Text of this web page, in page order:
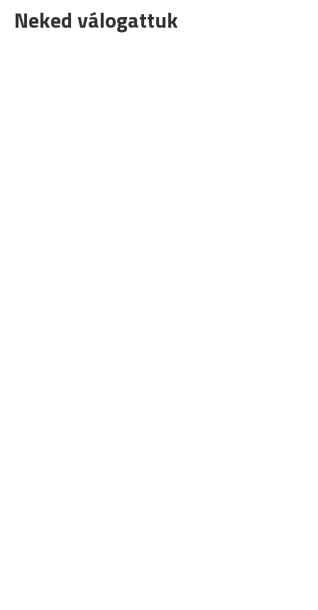
Neked válogattuk